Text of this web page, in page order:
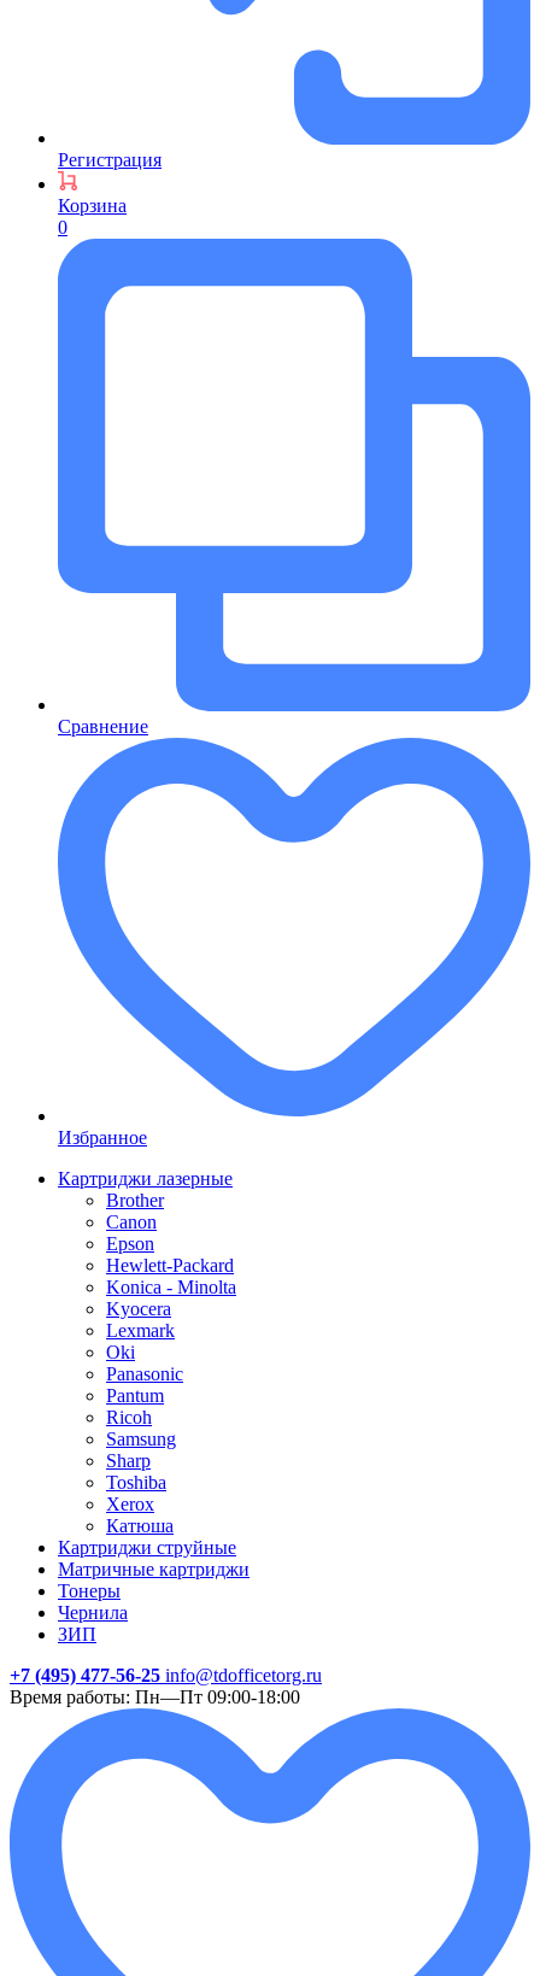
Регистрация
Корзина
0
Сравнение
Избранное
Картриджи лазерные
Brother
Canon
Epson
Hewlett-Packard
Konica - Minolta
Kyocera
Lexmark
Oki
Panasonic
Pantum
Ricoh
Samsung
Sharp
Toshiba
Xerox
Катюша
Картриджи струйные
Матричные картриджи
Тонеры
Чернила
ЗИП
+7 (495) 477-56-25 info@tdofficetorg.ru
Время работы: Пн—Пт 09:00-18:00